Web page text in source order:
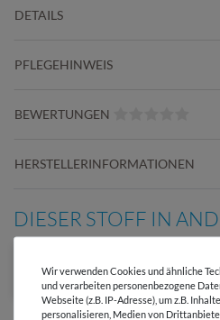
DETAILS
PFLEGEHINWEIS
BEWERTUNGEN
HERSTELLERINFORMATIONEN
DIESER STOFF IN
Wir verwenden Cookies und ähnliche
und verarbeiten personenbezogene
Webseite (z.B. IP-Adresse), um z.B.
personalisieren, Medien von